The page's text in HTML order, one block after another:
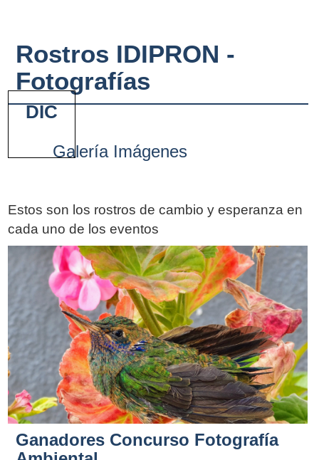
Rostros IDIPRON -
Fotografías
Galería Imágenes
Estos son los rostros de cambio y esperanza en
cada uno de los eventos
Ganadores Concurso Fotografía
DIC